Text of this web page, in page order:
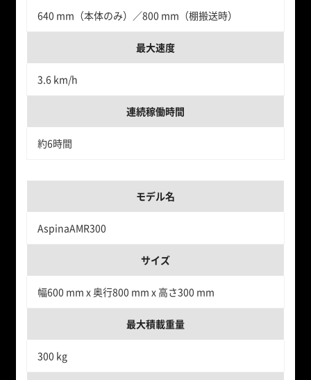
640 mm（本体のみ）／800 mm（棚搬送時）
最大速度
3.6 km/h
連続稼働時間
約6時間
モデル名
AspinaAMR300
サイズ
幅600 mm x 奥行800 mm x 高さ300 mm
最大積載重量
300 kg